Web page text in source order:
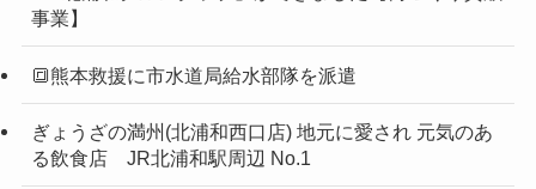
事業】
🔳熊本救援に市水道局給水部隊を派遣
ぎょうざの満州(北浦和西口店) 地元に愛され 元気のあ
る飲食店 JR北浦和駅周辺 No.1